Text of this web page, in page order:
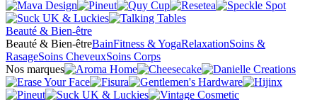
Beauté & Bien-être
Beauté & Bien-êtreBainFitness & YogaRelaxationSoins &
RasageSoins CheveuxSoins Corps
Nos marques